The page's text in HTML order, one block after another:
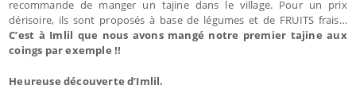
recommande de manger un tajine dans le village. Pour un prix
dérisoire, ils sont proposés à base de légumes et de FRUITS frais…
C’est à Imlil que nous avons mangé notre premier tajine aux
coings par exemple !!
Heureuse découverte d’Imlil.